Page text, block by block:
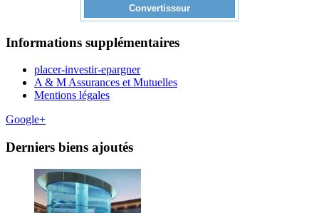
Convertisseur
Informations supplémentaires
placer-investir-epargner
A & M Assurances et Mutuelles
Mentions légales
Google+
Derniers biens ajoutés